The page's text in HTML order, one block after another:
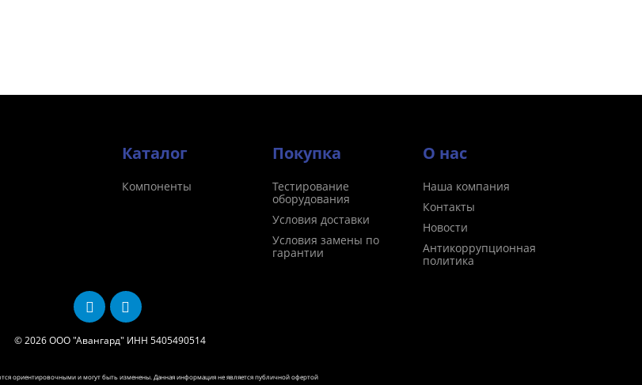
Каталог
Компоненты
Покупка
Тестирование
оборудования
Условия доставки
Условия замены по
гарантии
О нас
Наша компания
Контакты
Новости
Антикоррупционная
политика
© 2026ООО "Авангард" ИНН 5405490514
ориентировочными и могут быть изменены. Данная информация не является публичной офертой